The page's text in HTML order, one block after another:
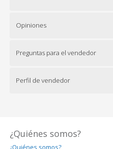
Opiniones
Preguntas para el vendedor
Perfil de vendedor
¿Quiénes somos?
¿Quiénes somos?